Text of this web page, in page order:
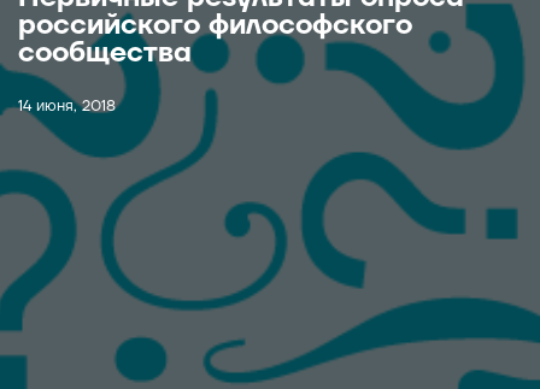
российского философского
сообщества
14 июня, 2018